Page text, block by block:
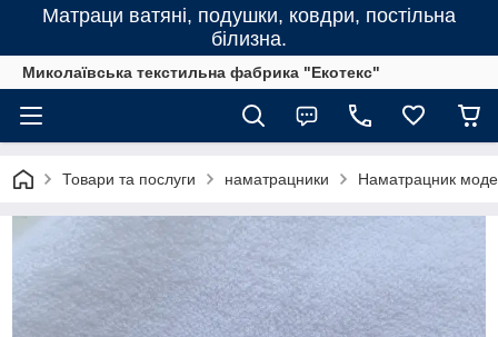
Матраци ватяні, подушки, ковдри, постільна
білизна.
Миколаївська текстильна фабрика "Екотекс"
Товари та послуги наматрацники Наматрацник